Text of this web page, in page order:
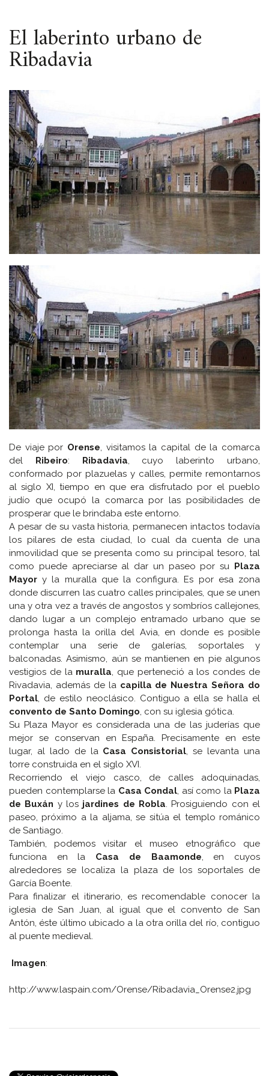
ESPACIO
El laberinto urbano de
Ribadavia
De viaje por Orense, visitamos la capital de la comarca
del Ribeiro: Ribadavia, cuyo laberinto urbano,
conformado por plazuelas y calles, permite remontarnos
al siglo XI, tiempo en que era disfrutado por el pueblo
judío que ocupó la comarca por las posibilidades de
prosperar que le brindaba este entorno.
A pesar de su vasta historia, permanecen intactos todavía
los pilares de esta ciudad, lo cual da cuenta de una
inmovilidad que se presenta como su principal tesoro, tal
como puede apreciarse al dar un paseo por su Plaza
Mayor y la muralla que la configura. Es por esa zona
donde discurren las cuatro calles principales, que se unen
una y otra vez a través de angostos y sombríos callejones,
dando lugar a un complejo entramado urbano que se
prolonga hasta la orilla del Avia, en donde es posible
contemplar una serie de galerías, soportales y
balconadas. Asimismo, aún se mantienen en pie algunos
vestigios de la muralla, que perteneció a los condes de
Rivadavia, además de la capilla de Nuestra Señora do
Portal, de estilo neoclásico. Contiguo a ella se halla el
convento de Santo Domingo, con su iglesia gótica.
Su Plaza Mayor es considerada una de las juderías que
mejor se conservan en España. Precisamente en este
lugar, al lado de la Casa Consistorial, se levanta una
torre construida en el siglo XVI.
Recorriendo el viejo casco, de calles adoquinadas,
pueden contemplarse la Casa Condal, así como la Plaza
de Buxán y los jardines de Robla. Prosiguiendo con el
paseo, próximo a la aljama, se sitúa el templo románico
de Santiago.
También, podemos visitar el museo etnográfico que
funciona en la Casa de Baamonde, en cuyos
alrededores se localiza la plaza de los soportales de
García Boente.
Para finalizar el itinerario, es recomendable conocer la
iglesia de San Juan, al igual que el convento de San
Antón, éste último ubicado a la otra orilla del río, contiguo
al puente medieval.
Imagen:
http://www.laspain.com/Orense/Ribadavia_Orense2.jpg